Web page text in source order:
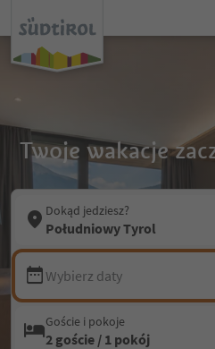
Twoje wakacje
Dokąd jedziesz?
Południowy Tyrol
Wybierz daty
Goście i pokoje
2 goście / 1 pokój